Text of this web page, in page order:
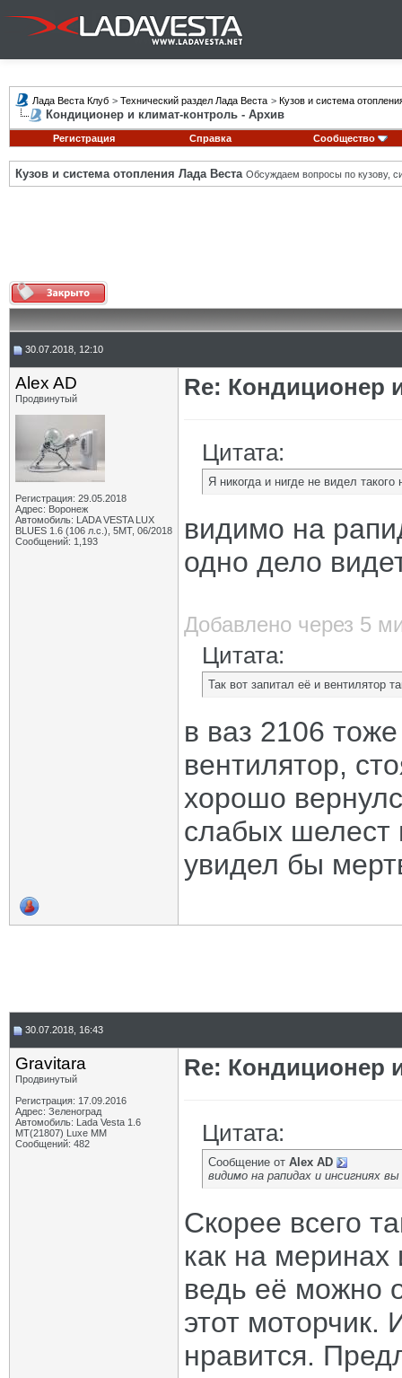
Лада Веста Клуб > Технический раздел Лада Веста > Кузов и система
Кондиционер и климат-контроль - Архив
Регистрация Справка Сообщество
Кузов и система отопления Лада Веста Обсуждаем вопросы по кузову,
30.07.2018, 12:10
Alex AD
Продвинутый
Регистрация: 29.05.2018
Адрес: Воронеж
Автомобиль: LADA VESTA LUX
BLUES 1.6 (106 л.с.), 5МТ, 06/2018
Сообщений: 1,193
Re: Кондиционер
Цитата:
Я никогда и нигде не видел
видимо на
одно дело
Добавлено через 5
Цитата:
Так вот запитал её и вентилятор
в ваз 2106
вентилятор,
хорошо
слабых шелест
увидел бы
30.07.2018, 16:43
Gravitara
Продвинутый
Регистрация: 17.09.2016
Адрес: Зеленоград
Автомобиль: Lada Vesta 1.6
MT(21807) Luxe MM
Сообщений: 482
Re: Кондиционер
Цитата:
Сообщение от Alex AD
видимо на рапидах и инсигниях
Скорее всего
как на
ведь её можно
этот моторчик.
нравится.